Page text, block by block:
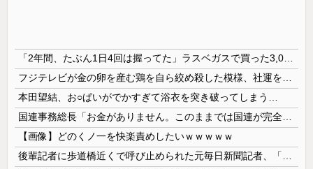
本田望結、お○ぱいがでかすぎて浴衣を突き破ってしまう…
【画像】どのくノ一を快楽責めしたいｗｗｗｗｗ